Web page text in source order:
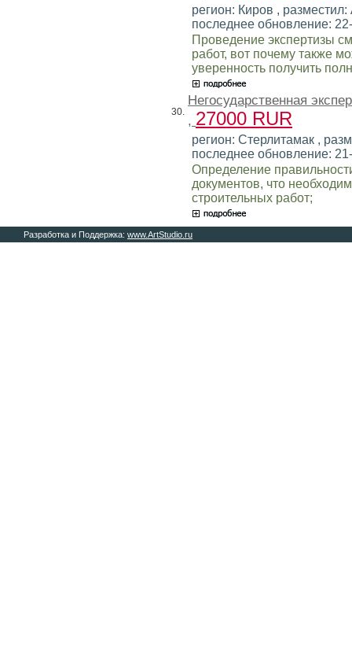
регион: Киров ,
последнее обновление:
Проведение экспертизы
работ, вот почему также
уверенность получить
30.
Негосударственная
, 27000 RUR
регион: Стерлитамак ,
последнее обновление:
Определение
документов, что
строительных работ;
Разработка и Поддержка: www.ArtStudio.ru